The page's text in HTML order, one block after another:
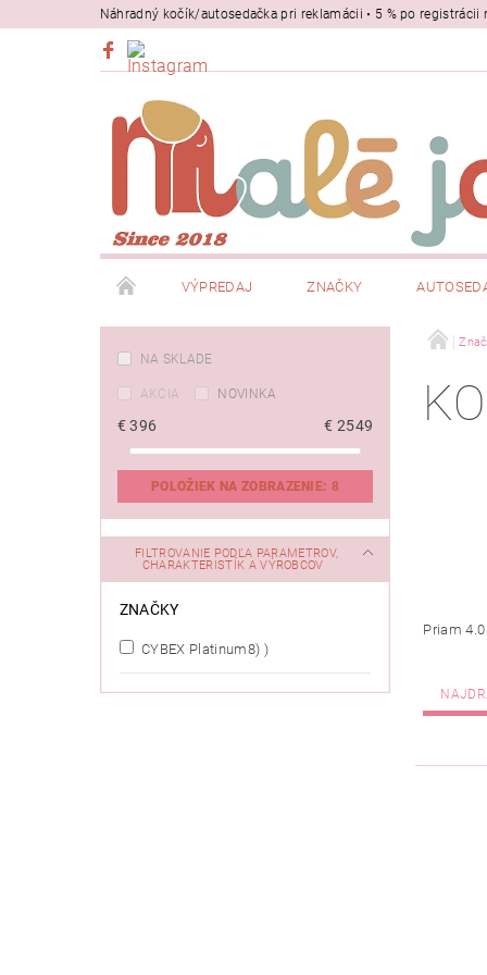
Náhradný kočík/autosedačka pri reklamácii • 5 % po
VÝPREDAJ ZNAČKY
NA SKLADE
AKCIA NOVINKA
€396 €2549
POLOŽIEK NA ZOBRAZENIE: 8
FILTROVANIE PODĽA PARAMETROV,
CHARAKTERISTÍK A VÝROBCOV
ZNAČKY
(8)
Priam